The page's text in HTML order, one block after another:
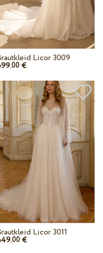
Licor 3009
00 €
Licor 3011
00 €